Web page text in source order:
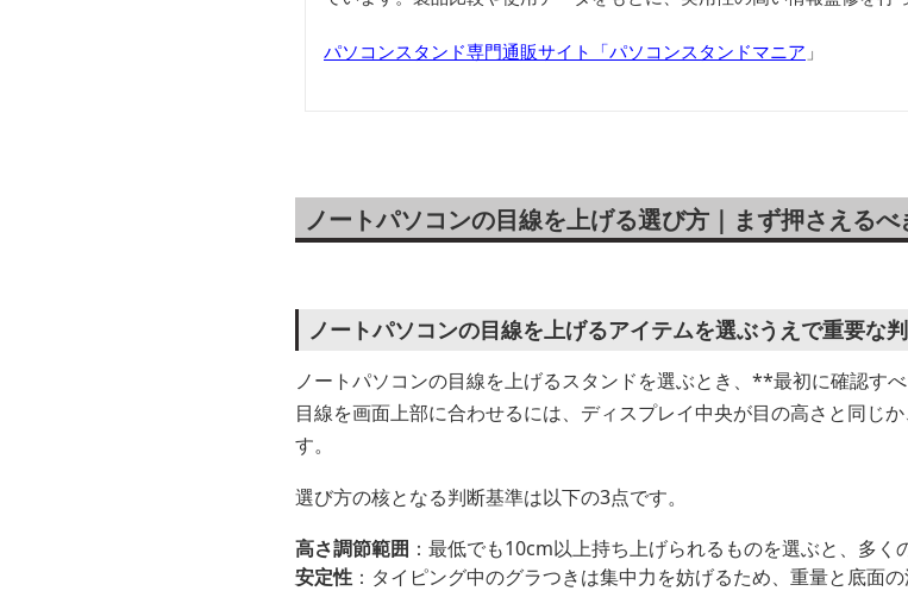
パソコンスタンド専門通販サイト「パソコンスタンドマニア 」
ノートパソコンの目線を上げる選び方｜まず押さえるべ
ノートパソコンの目線を上げるアイテムを選ぶうえで重要な
ノートパソコンの目線を上げるスタンドを選ぶとき、**最初に確認す
目線を画面上部に合わせるには、ディスプレイ中央が目の高さと同じ
す。
選び方の核となる判断基準は以下の3点です。
高さ調節範囲 ：最低でも10cm以上持ち上げられるものを選ぶと、多く
安定性 ：タイピング中のグラつきは集中力を妨げるため、重量と底面